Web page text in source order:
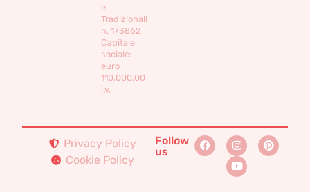
e
Tradizionali
n. 173862
Capitale
sociale:
euro
110,000,00
i.v.
Privacy Policy
Cookie Policy
Follow
us